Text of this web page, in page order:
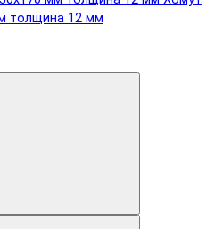
толщина 12 мм